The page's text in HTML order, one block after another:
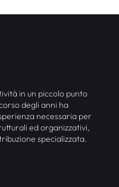
in un piccolo punto
degli anni ha
necessaria per
ed organizzativi,
specializzata.